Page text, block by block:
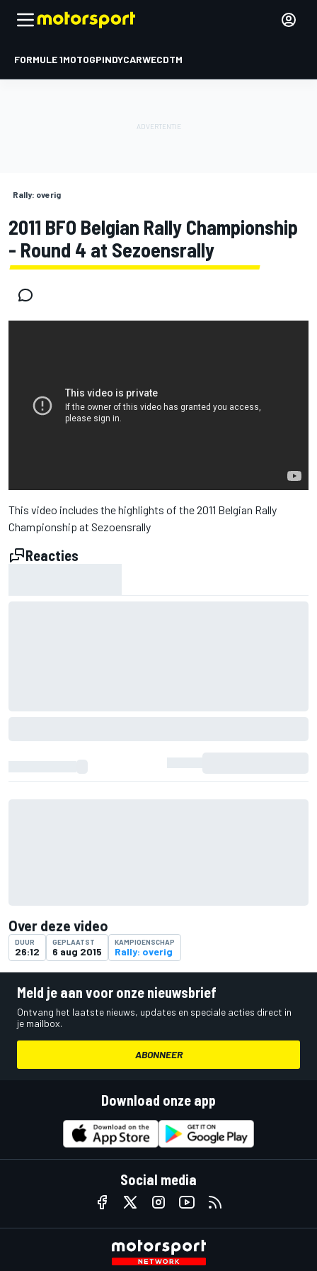
FORMULE 1MOTOGPINDYCARWECDTM
Rally: overig
2011 BFO Belgian Rally Championship
- Round 4 at Sezoensrally
This video includes the highlights of the 2011 Belgian Rally
Championship at Sezoensrally
Reacties
Over deze video
DUUR
26:12
GEPLAATST
6 aug 2015
KAMPIOENSCHAP
Rally: overig
Meld je aan voor onze nieuwsbrief
Ontvang het laatste nieuws, updates en speciale acties direct in
je mailbox.
ABONNEER
Download onze app
Social media